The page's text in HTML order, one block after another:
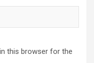
this browser for the